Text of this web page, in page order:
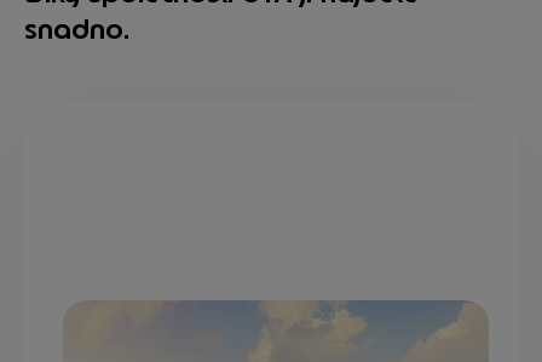
snadno.